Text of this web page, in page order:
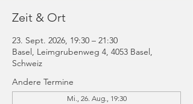
Zeit & Ort
23. Sept. 2026, 19:30 – 21:30
Basel, Leimgrubenweg 4, 4053 Basel,
Schweiz
Andere Termine
Mi., 26. Aug., 19:30